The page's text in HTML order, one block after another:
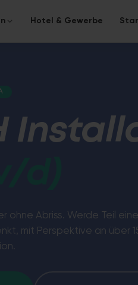
ohne Abriss. Werde Teil
mit Perspektive an über
Das komplette Bad neu
Sicher & altersgerecht –
Hotel & Gewerbe